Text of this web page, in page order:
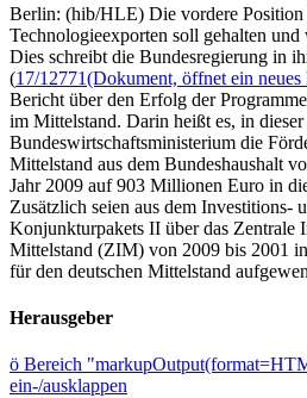
Berlin: (hib/HLE) Die vordere Position
Technologieexporten soll gehalten und
Dies schreibt die Bundesregierung in
(17/12771(Dokument, öffnet ein neues
Bericht über den Erfolg der
im Mittelstand. Darin heißt es, in
Bundeswirtschaftsministerium die
Mittelstand aus dem Bundeshaushalt
Jahr 2009 auf 903 Millionen Euro in
Zusätzlich seien aus dem Investitions-
Konjunkturpakets II über das Zentrale
Mittelstand (ZIM) von 2009 bis 2001
für den deutschen Mittelstand
Herausgeber
ö Bereich
ein-/ausklappen